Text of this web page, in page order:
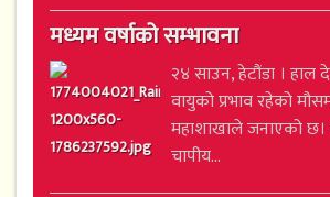
मध्यम वर्षाको सम्भावना
२४ साउन, हेटौंडा ।
वायुको प्रभाव रहेको
महाशाखाले जनाएको
चापीय...